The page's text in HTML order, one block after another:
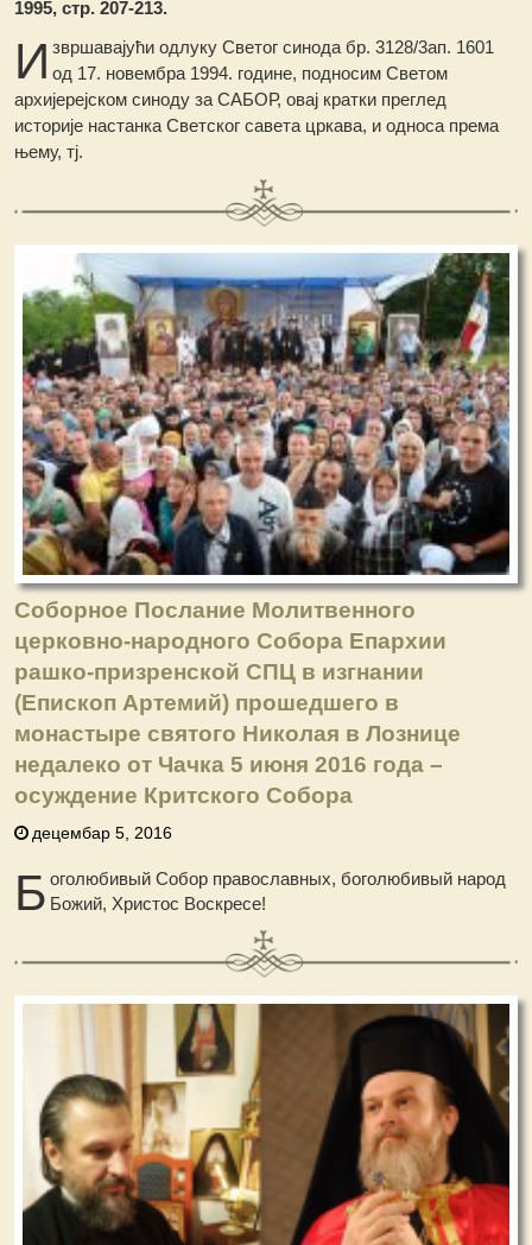
1995, стр. 207-213.
И звршавајући одлуку Светог синода бр. 3128/3ап. 1601
од 17. новембра 1994. године, подносим Светом
архијерејском синоду за САБОР, овај кратки преглед
историје настанка Светског савета цркава, и односа према
њему, тј.
Соборное Послание Молитвенного
церковно-народного Собора Епархии
рашко-призренской СПЦ в изгнании
(Епископ Артемий) прошедшего в
монастыре святого Николая в Лознице
недалеко от Чачка 5 июня 2016 года –
осуждение Критского Собора
децембар 5, 2016
Б оголюбивый Собор православных, боголюбивый народ
Божий, Христос Воскресе!